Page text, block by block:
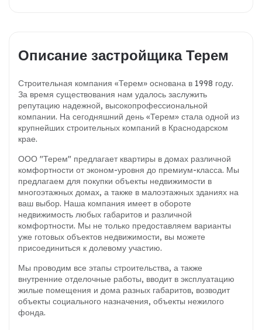
Описание застройщика Терем
Строительная компания «Терем» основана в 1998 году.
За время существования нам удалось заслужить
репутацию надежной, высокопрофессиональной
компании. На сегодняшний день «Терем» стала одной из
крупнейших строительных компаний в Краснодарском
крае.
ООО "Терем" предлагает квартиры в домах различной
комфортности от эконом-уровня до премиум-класса. Мы
предлагаем для покупки объекты недвижимости в
многоэтажных домах, а также в малоэтажных зданиях на
ваш выбор. Наша компания имеет в обороте
недвижимость любых габаритов и различной
комфортности. Мы не только предоставляем варианты
уже готовых объектов недвижимости, вы можете
присоединиться к долевому участию.
Мы проводим все этапы строительства, а также
внутренние отделочные работы, вводит в эксплуатацию
жилые помещения и дома разных габаритов, возводит
объекты социального назначения, объекты нежилого
фонда.